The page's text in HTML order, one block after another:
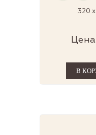
320
Цена